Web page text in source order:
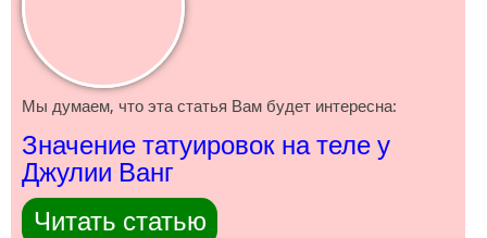
Мы думаем, что эта статья Вам будет интересна:
Значение татуировок на теле у
Джулии Ванг
Читать статью